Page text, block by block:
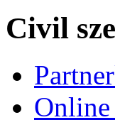
Civil
Online